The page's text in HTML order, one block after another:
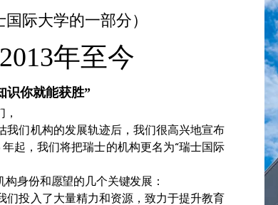
国际大学的一部分）
年至今
识你就能获胜”
我们机构的发展轨迹后，我们很高兴地宣布
起，我们将把瑞士的机构更名为“瑞士国际
身份和愿望的几个关键发展：
们投入了大量精力和资源，致力于提升教育